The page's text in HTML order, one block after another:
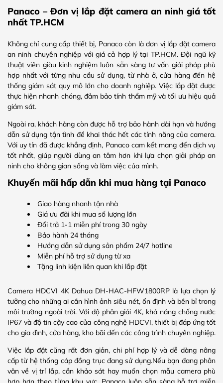
Panaco – Đơn vị lắp đặt camera an ninh giá tốt
nhất TP.HCM
Không chỉ cung cấp thiết bị, Panaco còn là đơn vị lắp đặt camera
an ninh chuyên nghiệp với giá cả hợp lý tại TP.HCM. Đội ngũ kỹ
thuật viên giàu kinh nghiệm luôn sẵn sàng tư vấn giải pháp phù
hợp nhất với từng nhu cầu sử dụng, từ nhà ở, cửa hàng đến hệ
thống giám sát quy mô lớn cho doanh nghiệp. Việc lắp đặt được
thực hiện nhanh chóng, đảm bảo tính thẩm mỹ và tối ưu hiệu quả
giám sát.
Ngoài ra, khách hàng còn được hỗ trợ bảo hành dài hạn và hướng
dẫn sử dụng tận tình để khai thác hết các tính năng của camera.
Với uy tín đã được khẳng định, Panaco cam kết mang đến dịch vụ
tốt nhất, giúp người dùng an tâm hơn khi lựa chọn giải pháp an
ninh cho không gian sống và làm việc của mình.
Khuyến mãi hấp dẫn khi mua hàng tại Panaco
Giao hàng nhanh tận nhà
Giá ưu đãi khi mua số lượng lớn
Đổi trả 1-1 miễn phí trong 30 ngày
Bảo hành 24 tháng
Hướng dẫn sử dụng sản phẩm 24/7 hotline
Miễn phí hỗ trợ sử dụng từ xa
Tặng linh kiện liên quan khi lắp đặt
Camera HDCVI 4K Dahua DH-HAC-HFW1800RP là lựa chọn lý
tưởng cho những ai cần hình ảnh siêu nét, ổn định và bền bỉ trong
môi trường ngoài trời. Với độ phân giải 4K, khả năng chống nước
IP67 và độ tin cậy cao của công nghệ HDCVI, thiết bị đáp ứng tốt
cho gia đình, cửa hàng, kho bãi đến các công trình chuyên nghiệp.
Việc lắp đặt cũng rất đơn giản, chi phí hợp lý và dễ dàng nâng
cấp từ hệ thống cáp đồng trục đang sử dụng.Nếu bạn đang phân
vân về vị trí lắp, cần khảo sát hay muốn chọn mẫu camera phù